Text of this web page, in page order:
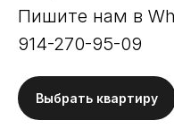
Пишите нам в
914-270-95-09
Выбрать квартиру